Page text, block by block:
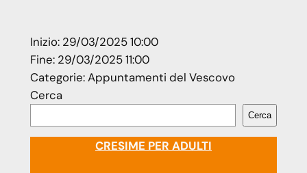
Inizio: 29/03/2025 10:00
Fine: 29/03/2025 11:00
Categorie:Appuntamenti del Vescovo
Cerca
Cerca
CRESIME PER ADULTI